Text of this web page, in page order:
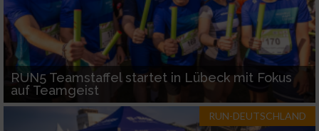
RUN5 Teamstaffel startet in Lübeck mit Fokus
auf Teamgeist
RUN-DEUTSCHLAND